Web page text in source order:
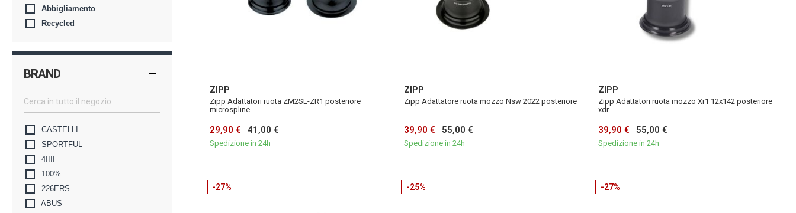
ZIPP
Zipp Adattatori ruota ZM2SL-ZR1 posteriore
microspline
29,90 € 41,00 €
Spedizione in 24h
ZIPP
Zipp Adattatore ruota mozzo Nsw 2022 posteriore
39,90 € 55,00 €
Spedizione in 24h
ZIPP
Zipp Adattatori ruota mozzo Xr1 12x142 posteriore
xdr
39,90 € 55,00 €
Spedizione in 24h
-27% -25% -27%
Abbigliamento
Recycled
BRAND
CASTELLI
SPORTFUL
4IIII
100%
226ERS
ABUS